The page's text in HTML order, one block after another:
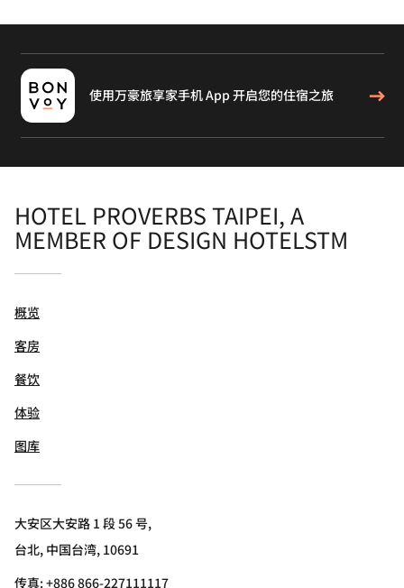
使用万豪旅享家手机 App 开启您的住宿之旅
HOTEL PROVERBS TAIPEI, A
MEMBER OF DESIGN HOTELSTM
概览
客房
餐饮
体验
图库
大安区大安路 1 段 56 号,
台北, 中国台湾, 10691
传真:+886 866-227111117